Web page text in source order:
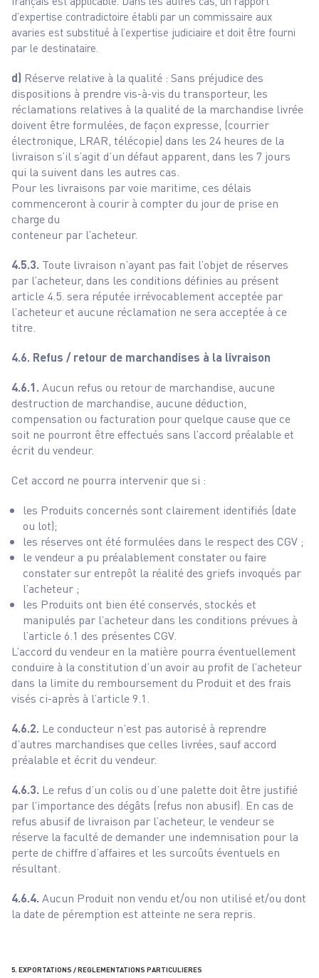
d’expertise contradictoire établi par un commissaire aux
avaries est substitué à l’expertise judiciaire et doit être fourni
par le destinataire.
d) Réserve relative à la qualité : Sans préjudice des
dispositions à prendre vis-à-vis du transporteur, les
réclamations relatives à la qualité de la marchandise livrée
doivent être formulées, de façon expresse, (courrier
électronique, LRAR, télécopie) dans les 24 heures de la
livraison s’il s’agit d’un défaut apparent, dans les 7 jours
qui la suivent dans les autres cas.
Pour les livraisons par voie maritime, ces délais
commenceront à courir à compter du jour de prise en
charge du
conteneur par l’acheteur.
4.5.3. Toute livraison n’ayant pas fait l’objet de réserves
par l’acheteur, dans les conditions définies au présent
article 4.5. sera réputée irrévocablement acceptée par
l’acheteur et aucune réclamation ne sera acceptée à ce
titre.
4.6. Refus / retour de marchandises à la livraison
4.6.1. Aucun refus ou retour de marchandise, aucune
destruction de marchandise, aucune déduction,
compensation ou facturation pour quelque cause que ce
soit ne pourront être effectués sans l’accord préalable et
écrit du vendeur.
Cet accord ne pourra intervenir que si :
les Produits concernés sont clairement identifiés (date
ou lot);
les réserves ont été formulées dans le respect des CGV ;
le vendeur a pu préalablement constater ou faire
constater sur entrepôt la réalité des griefs invoqués par
l’acheteur ;
les Produits ont bien été conservés, stockés et
manipulés par l’acheteur dans les conditions prévues à
l’article 6.1 des présentes CGV.
L’accord du vendeur en la matière pourra éventuellement
conduire à la constitution d’un avoir au profit de l’acheteur
dans la limite du remboursement du Produit et des frais
visés ci-après à l’article 9.1.
4.6.2. Le conducteur n’est pas autorisé à reprendre
d’autres marchandises que celles livrées, sauf accord
préalable et écrit du vendeur.
4.6.3. Le refus d’un colis ou d’une palette doit être justifié
par l’importance des dégâts (refus non abusif). En cas de
refus abusif de livraison par l’acheteur, le vendeur se
réserve la faculté de demander une indemnisation pour la
perte de chiffre d’affaires et les surcoûts éventuels en
résultant.
4.6.4. Aucun Produit non vendu et/ou non utilisé et/ou dont
la date de péremption est atteinte ne sera repris.
5. EXPORTATIONS / REGLEMENTATIONS PARTICULIERES